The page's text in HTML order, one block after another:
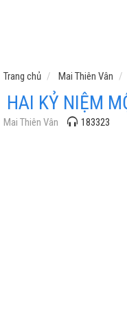
Trang chủ Mai Thiên Vân
HAI KỶ NIỆM
Mai Thiên Vân 183323